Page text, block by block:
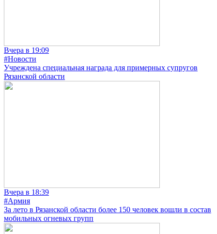
Вчера в 19:09
#Новости
Учреждена специальная награда для примерных супругов
Рязанской области
Вчера в 18:39
#Армия
За лето в Рязанской области более 150 человек вошли в состав
мобильных огневых групп